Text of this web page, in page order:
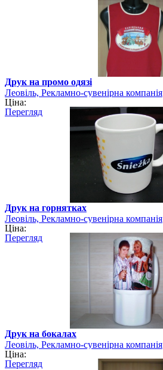
Друк на промо одязі
Леовіль, Рекламно-сувенірна компанія
Ціна:
Перегляд
Друк на горнятках
Леовіль, Рекламно-сувенірна компанія
Ціна:
Перегляд
Друк на бокалах
Леовіль, Рекламно-сувенірна компанія
Ціна:
Перегляд